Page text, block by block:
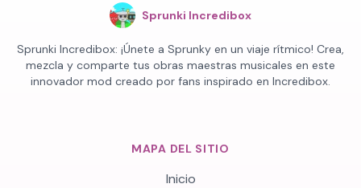
Sprunki Incredibox
Sprunki Incredibox: ¡Únete a Sprunky en un viaje rítmico! Crea,
mezcla y comparte tus obras maestras musicales en este
innovador mod creado por fans inspirado en Incredibox.
MAPA DEL SITIO
Inicio